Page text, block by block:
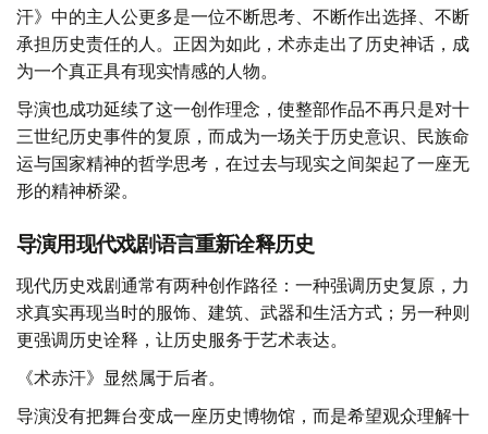
汗》中的主人公更多是一位不断思考、不断作出选择、不断
承担历史责任的人。正因为如此，术赤走出了历史神话，成
为一个真正具有现实情感的人物。
导演也成功延续了这一创作理念，使整部作品不再只是对十
三世纪历史事件的复原，而成为一场关于历史意识、民族命
运与国家精神的哲学思考，在过去与现实之间架起了一座无
形的精神桥梁。
导演用现代戏剧语言重新诠释历史
现代历史戏剧通常有两种创作路径：一种强调历史复原，力
求真实再现当时的服饰、建筑、武器和生活方式；另一种则
更强调历史诠释，让历史服务于艺术表达。
《术赤汗》显然属于后者。
导演没有把舞台变成一座历史博物馆，而是希望观众理解十